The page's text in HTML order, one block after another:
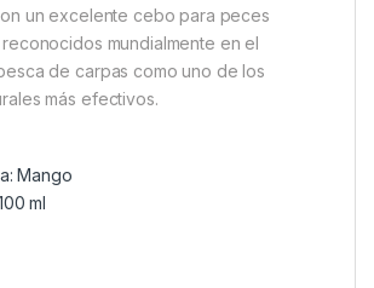
un excelente cebo para peces
mundialmente en el
de carpas como uno de los
más efectivos.
Mango
ml